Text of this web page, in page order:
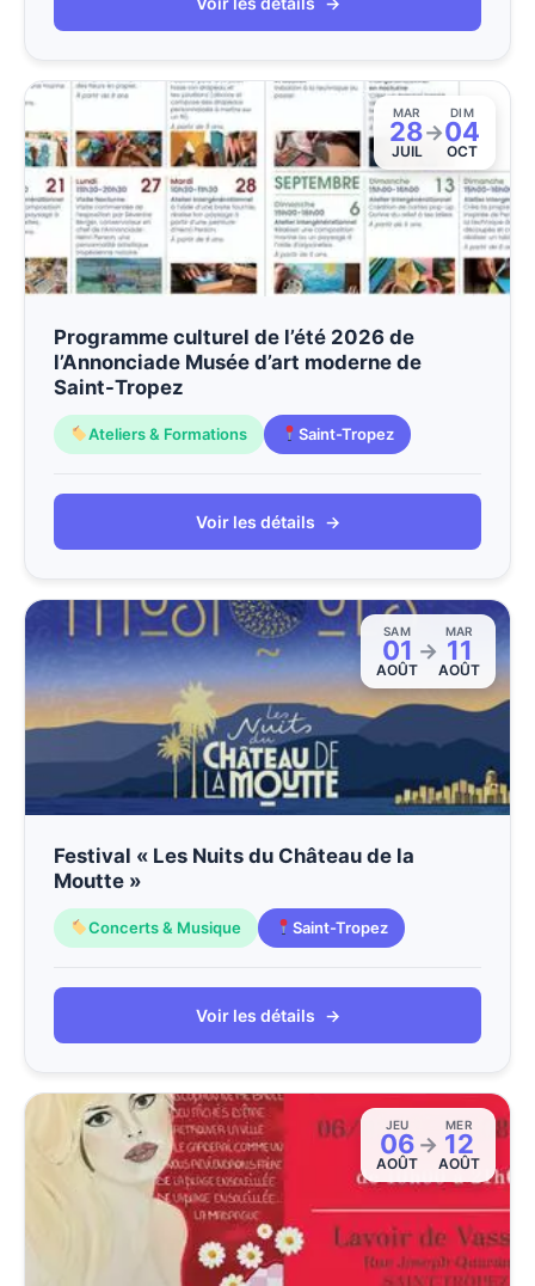
MAR
28
JUIL
→
DIM
04
OCT
Programme culturel de l’été 2026 de
l’Annonciade Musée d’art moderne de
Saint-Tropez
Ateliers & Formations Saint-Tropez
Voir les détails →
SAM
01
AOÛT
→
MAR
11
AOÛT
Festival « Les Nuits du Château de la
Moutte »
Concerts & Musique Saint-Tropez
Voir les détails →
JEU
06
AOÛT
→
MER
12
AOÛT